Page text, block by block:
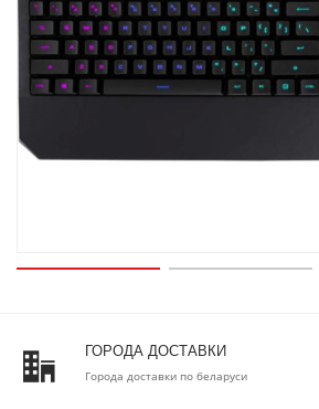
ГОРОДА ДОСТАВКИ
Города доставки по беларуси